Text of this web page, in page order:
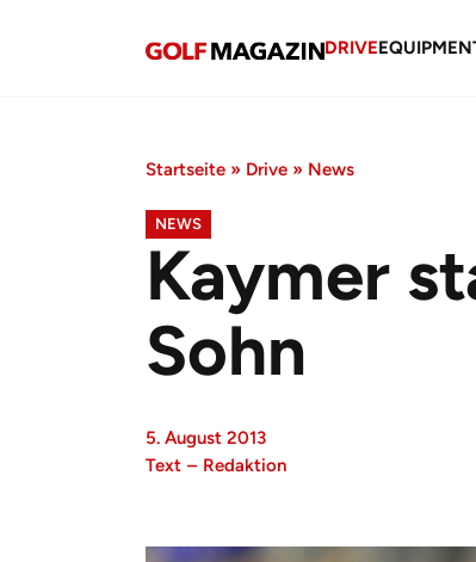
DRIVE
Startseite » Drive » News
NEWS
Kaymer
Sohn
5. August 2013
Text – Redaktion